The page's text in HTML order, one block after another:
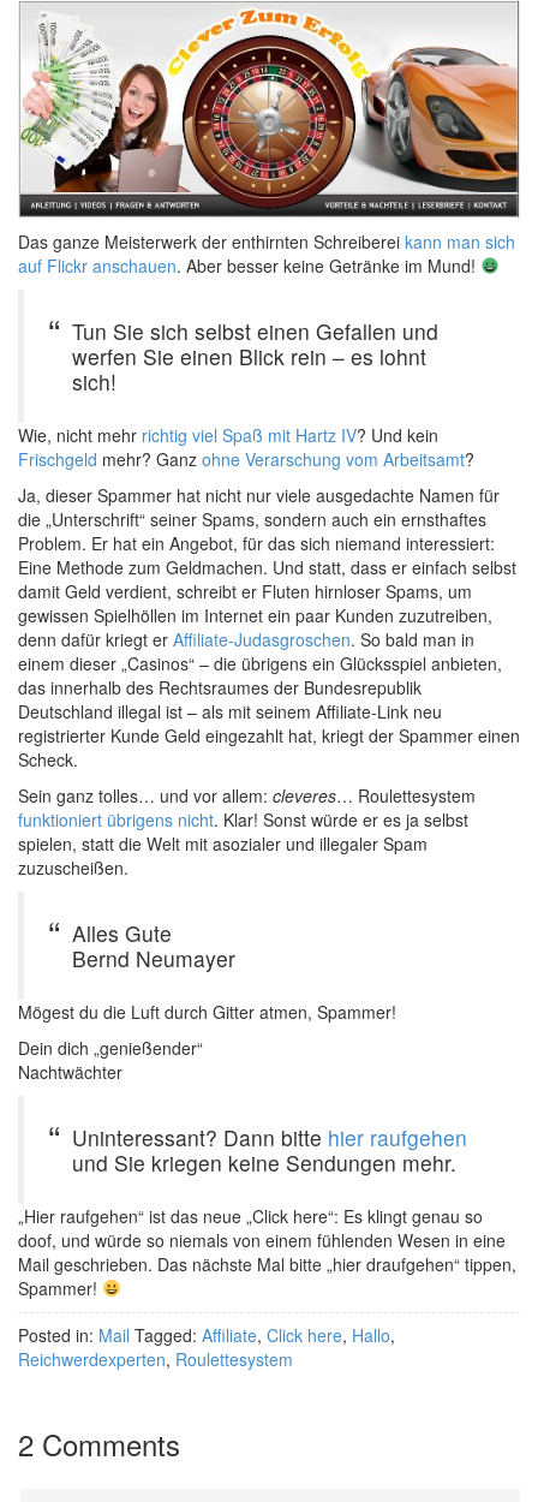
Das ganze Meisterwerk der enthirnten Schreiberei kann man sich
auf Flickr anschauen. Aber besser keine Getränke im Mund!
Tun Sie sich selbst einen Gefallen und
werfen Sie einen Blick rein – es lohnt
sich!
Wie, nicht mehr richtig viel Spaß mit Hartz IV? Und kein
Frischgeld mehr? Ganz ohne Verarschung vom Arbeitsamt?
Ja, dieser Spammer hat nicht nur viele ausgedachte Namen für
die „Unterschrift“ seiner Spams, sondern auch ein ernsthaftes
Problem. Er hat ein Angebot, für das sich niemand interessiert:
Eine Methode zum Geldmachen. Und statt, dass er einfach selbst
damit Geld verdient, schreibt er Fluten hirnloser Spams, um
gewissen Spielhöllen im Internet ein paar Kunden zuzutreiben,
denn dafür kriegt er Affiliate-Judasgroschen. So bald man in
einem dieser „Casinos“ – die übrigens ein Glücksspiel anbieten,
das innerhalb des Rechtsraumes der Bundesrepublik
Deutschland illegal ist – als mit seinem Affiliate-Link neu
registrierter Kunde Geld eingezahlt hat, kriegt der Spammer einen
Scheck.
Sein ganz tolles… und vor allem: cleveres… Roulettesystem
funktioniert übrigens nicht. Klar! Sonst würde er es ja selbst
spielen, statt die Welt mit asozialer und illegaler Spam
zuzuscheißen.
Alles Gute
Bernd Neumayer
Mögest du die Luft durch Gitter atmen, Spammer!
Dein dich „genießender“
Nachtwächter
Uninteressant? Dann bitte hier raufgehen
und Sie kriegen keine Sendungen mehr.
„Hier raufgehen“ ist das neue „Click here“: Es klingt genau so
doof, und würde so niemals von einem fühlenden Wesen in eine
Mail geschrieben. Das nächste Mal bitte „hier draufgehen“ tippen,
Spammer!
Posted in: Mail Tagged: Affiliate, Click here, Hallo,
Reichwerdexperten, Roulettesystem
2 Comments